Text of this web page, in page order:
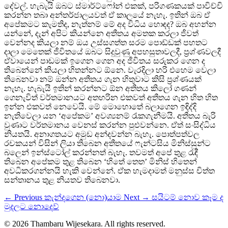
දේවල්. හැබැයි ඔබට ස්මාර්ට්ෆෝන් එකක්, පරිගණකයක් පාවිච්චි
කරන්න තබා අන්තර්ජාලයවත් ඒ කාලයේ නැහැ. ඉතින් ඔබ ඒ
අපේකමට කැමතිද, නැත්නම් මේ අද විධිය හොඳද? ඔබ අහන්න
යන්නේ, දැන් අපිට කියන්නෙ අතීතය අමතක කරලා ජීවත්
වෙන්නද කියලා නම් ඔය උස්සගත්ත සරම පොඩ්ඩක් පහතට
දාලා මෙතෙක් ජීවිතයේ ඔබට සිදුවුණු අපහසුතාවලදී, ප්‍ර‍ශ්ණවලදී
ඒවායෙන් පාඩමක් ඉගෙන ගෙන අද ජීවිතය සරුකර ගෙන ද
තිබෙන්නේ කියලා හිතන්නට ඕනෙ. වැරදිලා හරි එහෙම වෙලා
තිබෙනවා නම් ඔන්න අතීතය ගැන හිතුවාට කිසි ප්‍ර‍ශ්ණයක්
නැහැ. හැබැයි ඉතින් කරන්නට ඕන අතීතය කිලෝ ගණන්
ගෙනැවිත් වර්තමානයට අතහරින එකවත් අතීතය ගැන හිත හිත
ඉන්න එකවත් නෙවෙයි. මේ මොහොතේ බලාගෙන ඉඳිද්දි
නැතිවෙලා යන ‘අපේකම’ අවශ්‍යනම් රැකගැනීමයි. අතීතය බැරි
වුණාට වර්තමානය වෙනස් කරන්න පුළුවන්නෙ. ඒත් සංසිද්ධිය
නියතයි. අනාගතයට අමුඩ අන්දවන්න බැහැ. පොත්පත්වල
රචකයන් විසින් ලියා තිබෙන අතීතයේ ෆැන්ටසිය මිනිස්සුන්ට
බලෙන් ඉන්ස්ටෝල් කරන්නත් බැහැ. තවමත් අපේ තුළ රැඳී
තිබෙන අපේකම තුළ තිබෙන ‘හිතේ තෙත’ මිනිස් හිතෙන්
අවධිකරගන්නයි හැකි වෙන්නේ. ඒක හැමදාමත් මනුස්ස චිත්ත
සන්තානය තුළ නියතව තිබෙනවා.
← Previous කැන්දගෙන (නො)යාම Next → සයිටම් නොව කෑම ද
මුදලට නොදෙව්
© 2026 Thambaru Wijesekara. All rights reserved.